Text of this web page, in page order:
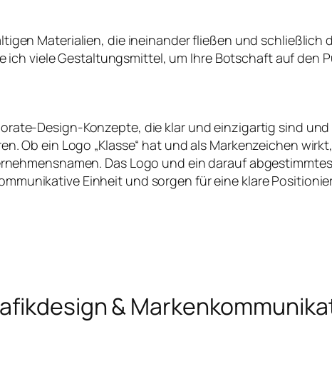
Materialien, die ineinander fließen und schließlich
ich viele Gestaltungsmittel, um Ihre Botschaft auf den
Design-Konzepte, die klar und einzigartig sind
Ob ein Logo „Klasse“ hat und als Markenzeichen
Das Logo und ein darauf
Einheit und sorgen für eine klare
&